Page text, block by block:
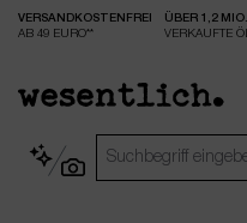
springen
VERSANDKOSTENFREI
AB 49 EURO**
ÜBER 1,2 MIO.
VERKAUFTE